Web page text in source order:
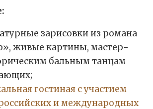
зарисовки из романа
живые картины, мастер-
бальным танцам
гостиная с участием
и международных